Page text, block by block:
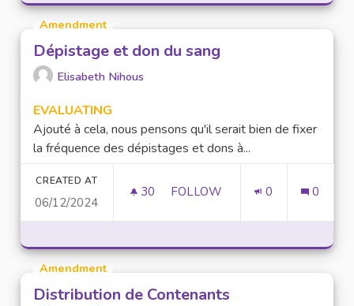
Amendment
Dépistage et don du sang
Elisabeth Nihous
EVALUATING
Ajouté à cela, nous pensons qu'il serait bien de fixer
la fréquence des dépistages et dons à...
CREATED AT
06/12/2024
30 30 FOLLOWERS
FOLLOW 0 0
Amendment
Distribution de Contenants